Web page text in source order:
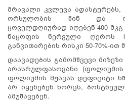
მრავალი კვლევა
ორსულობის წინ და
ყოველდღიურად იღებენ 400 მკგ
ნაყოფის ნერვული ღეროს
განვითარების რისკი 50-70%-ით
დაავადების გამომწვევი
არასრულფასოვანი
ფოლიუმის მჟავას დეფიციტი
არ იყენებენ ხორცს,
ამუშავებენ.